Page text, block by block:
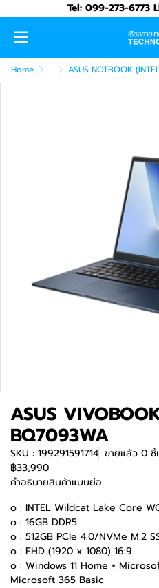
Tel: 099-273-6773
Home ... ASUS NOTBOOK
ASUS
BQ7093WA
SKU : 199291591714 ขายแล้ว 0 ชิ้
฿33,990
คำอธิบายสินค้าแบบย่อ
o : INTEL Wildcat Lake Core
o : 16GB DDR5
o : 512GB PCIe 4.0/NVMe M.2
o : FHD (1920 x 1080) 16:9
o : Windows 11 Home +
Microsoft 365 Basic